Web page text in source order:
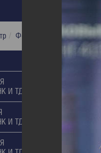
Фотогалерея XXI
XXI
И ТД, 2017
И ТД, 2014